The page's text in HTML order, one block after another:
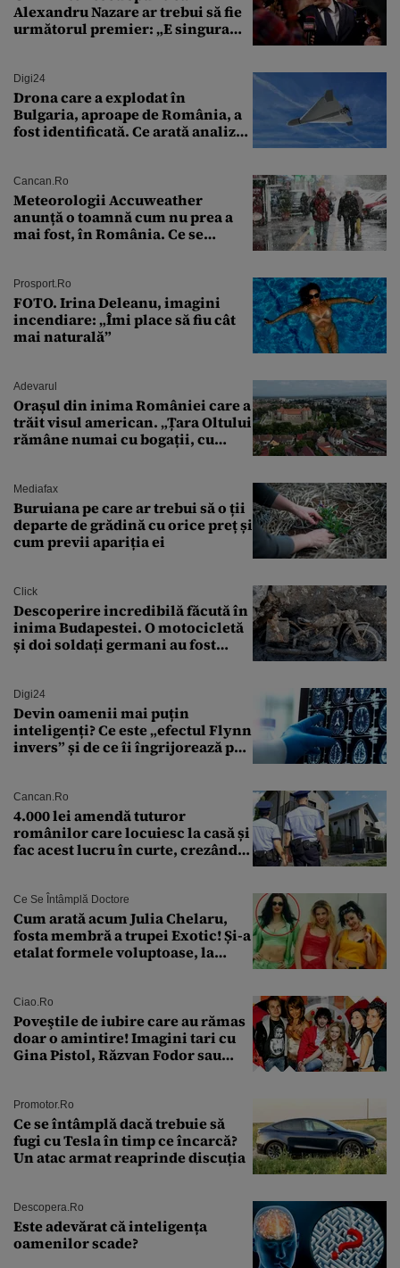
Alexandru Nazare ar trebui să fie
următorul premier: „E singura
Digi24
Drona care a explodat în
Bulgaria, aproape de România, a
fost identificată. Ce arată analiza
Cancan.ro
Meteorologii Accuweather
anunță o toamnă cum nu prea a
mai fost, în România. Ce se
București. Pe ce dată ninge
Prosport.ro
FOTO. Irina Deleanu, imagini
incendiare: „Îmi place să fiu cât
mai naturală”
Adevarul
Orașul din inima României care a
trăit visul american. „Țara Oltului
rămâne numai cu bogații, cu
Mediafax
Buruiana pe care ar trebui să o ții
departe de grădină cu orice preț și
cum previi apariția ei
Click
Descoperire incredibilă făcută în
inima Budapestei. O motocicletă
și doi soldați germani au fost
Digi24
Devin oamenii mai puțin
inteligenți? Ce este „efectul Flynn
invers” și de ce îi îngrijorează pe
Cancan.ro
4.000 lei amendă tuturor
românilor care locuiesc la casă și
fac acest lucru în curte, crezând
Ce Se Întâmplă Doctore
Cum arată acum Julia Chelaru,
fosta membră a trupei Exotic! Și-a
etalat formele voluptoase, la
Ciao.ro
Poveştile de iubire care au rămas
doar o amintire! Imagini tari cu
Gina Pistol, Răzvan Fodor sau
Promotor.ro
Ce se întâmplă dacă trebuie să
fugi cu Tesla în timp ce încarcă?
Un atac armat reaprinde discuția
Descopera.ro
Este adevărat că inteligența
oamenilor scade?